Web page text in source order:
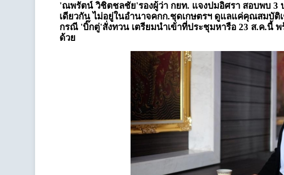
'ณพรัตน์ วิชิตชลชัย'รองผู้ว่า กยท. แจงปมอิศรา สอบพบ 3
เดียวกัน ไม่อยู่ในอำนาจคกก.ชุดเกษตรฯ ดูแลแค่คุณสมบัติ
กรณี 'บิ๊กตู่'สั่งทวน เตรียมนำเข้าที่ประชุมหารือ 23 ส.ค.นี้ พ
ด้วย